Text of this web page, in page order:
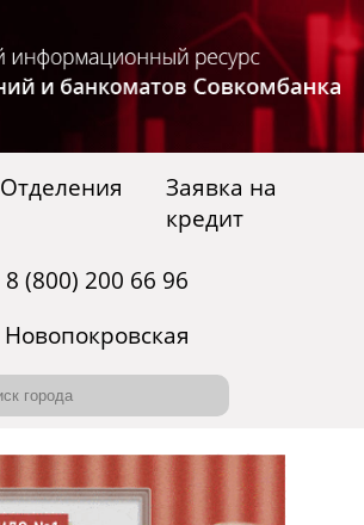
Отделения
Заявка на
кредит
8 (800) 200 66 96
Новопокровская